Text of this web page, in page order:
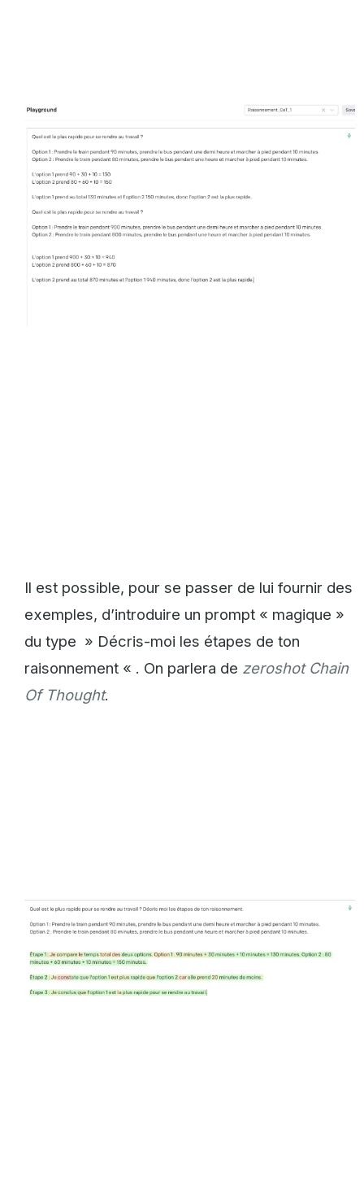
Il est possible, pour se passer de lui fournir des
exemples, d’introduire un prompt « magique »
du type » Décris-moi les étapes de ton
raisonnement « . On parlera de zeroshot Chain
Of Thought.